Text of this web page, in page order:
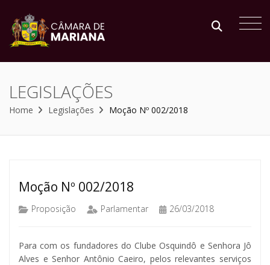
LEGISLAÇÕES
Home Legislações Moção Nº 002/2018
Moção Nº 002/2018
Proposição Parlamentar 26/03/2018
Para com os fundadores do Clube Osquindô e Senhora Jô
Alves e Senhor Antônio Caeiro, pelos relevantes serviços